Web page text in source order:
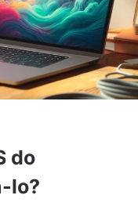
do
lo?